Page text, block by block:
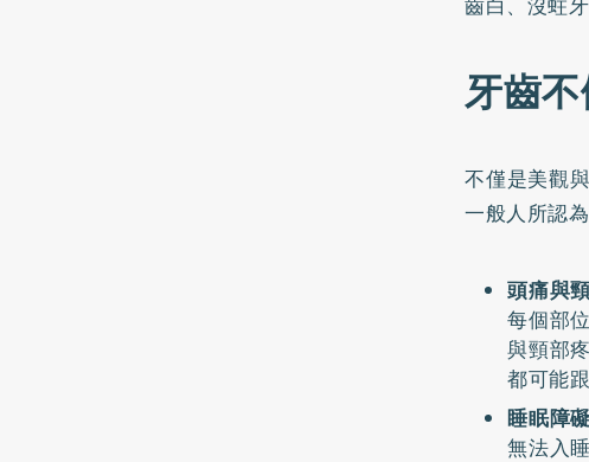
牙齒
不僅是美觀
一般人所認
頭痛與
每個部
與頸部
都可能
睡眠障
無法入